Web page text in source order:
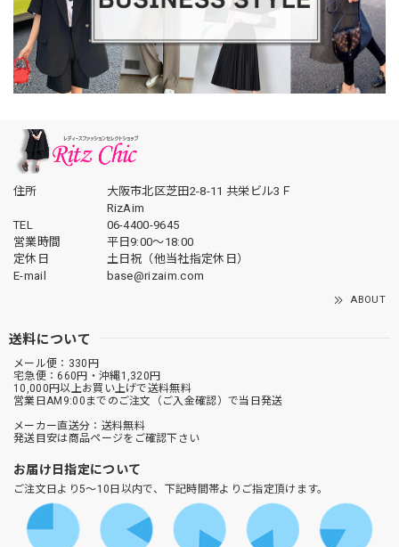
住所
大阪市北区芝田2-8-11 共栄ビル3Ｆ
RizAim
TEL
06-4400-9645
営業時間
平日9:00～18:00
定休日
土日祝（他当社指定休日）
E-mail
base@rizaim.com
ABOUT
送料について
メール便：330円
宅急便：660円・沖縄1,320円
10,000円以上お買い上げで送料無料
営業日AM9:00までのご注文（ご入金確認）で当日発送
メーカー直送分：送料無料
発送目安は商品ページをご確認下さい
お届け日指定について
ご注文日より5～10日以内で、下記時間帯よりご指定頂けます。